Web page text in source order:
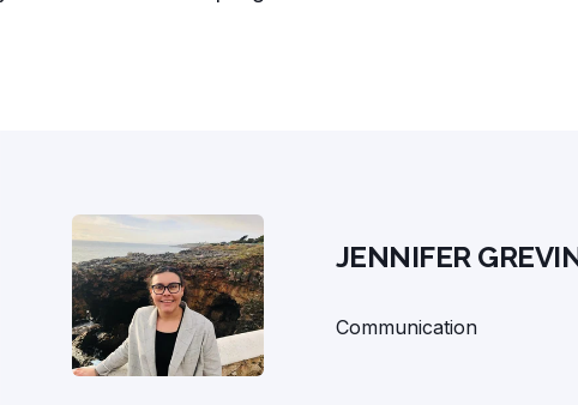
JENNIFER
Communication